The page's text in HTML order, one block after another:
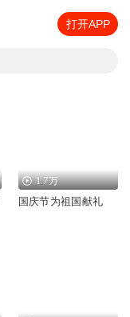
打开APP
1.7万
国庆节为祖国献礼